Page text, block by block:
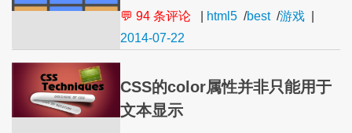
💬 94 条评论 html5 /best /游戏
2014-07-22
CSS的color属性并非只能用于
文本显示